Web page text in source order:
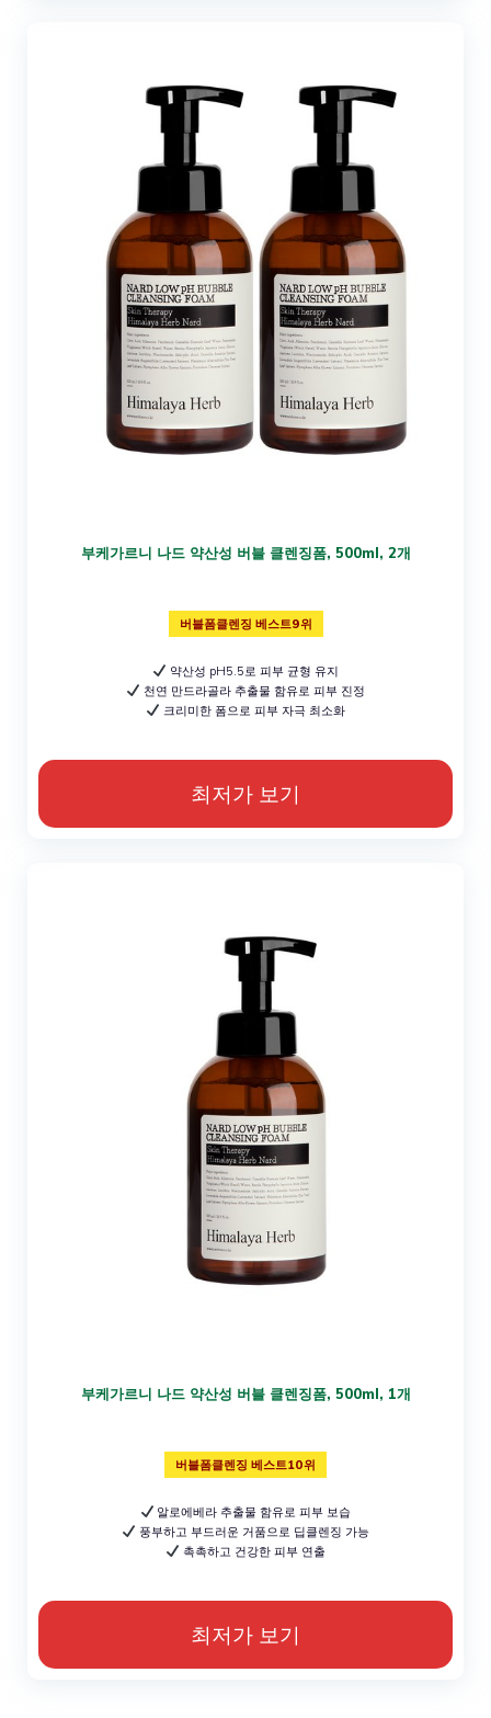
부케가르니 나드 약산성 버블 클렌징폼, 500ml, 2개
버블폼클렌징 베스트9위
약산성 pH5.5로 피부 균형 유지
천연 만드라골라 추출물 함유로 피부 진정
크리미한 폼으로 피부 자극 최소화
최저가 보기
부케가르니 나드 약산성 버블 클렌징폼, 500ml, 1개
버블폼클렌징 베스트10위
알로에베라 추출물 함유로 피부 보습
풍부하고 부드러운 거품으로 딥클렌징 가능
촉촉하고 건강한 피부 연출
최저가 보기